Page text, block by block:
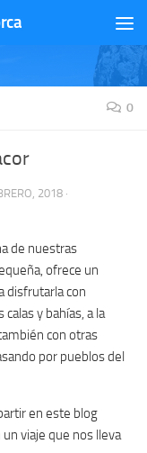
0
2018 ·
de nuestras
ofrece un
disfrutarla con
y bahías, a la
con otras
por pueblos del
en este blog
viaje que nos lleva